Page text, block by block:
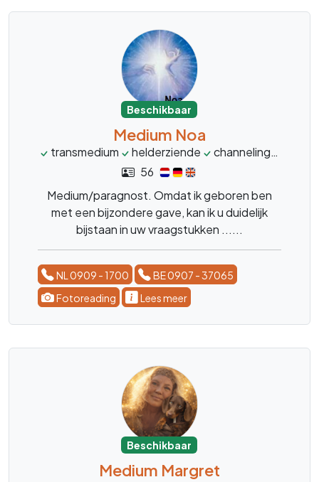
Beschikbaar
Medium Noa
transmedium helderziende channeling
56
Medium/paragnost. Omdat ik geboren ben
met een bijzondere gave, kan ik u duidelijk
bijstaan in uw vraagstukken ......
NL 0909 - 1700
BE 0907 - 37065
Fotoreading
Lees meer
Beschikbaar
Medium Margret